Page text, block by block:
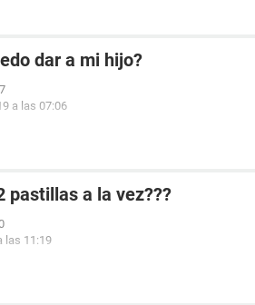
dar a mi hijo?
a las 07:06
pastillas a la vez???
las 11:19